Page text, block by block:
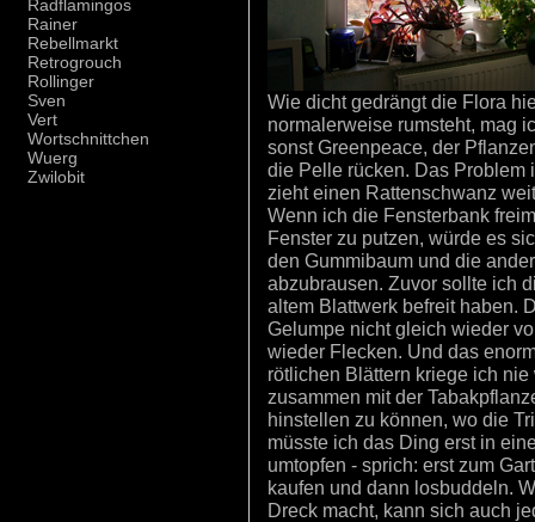
Radflamingos
Rainer
Rebellmarkt
Retrogrouch
Rollinger
Sven
Vert
Wortschnittchen
Wuerg
Zwilobit
Wie dicht gedrängt die Flora
normalerweise rumsteht, mag
sonst Greenpeace, der
die Pelle rücken. Das Problem
zieht einen Rattenschwanz
Wenn ich die Fensterbank
Fenster zu putzen, würde es
den Gummibaum und die
abzubrausen. Zuvor sollte ich
altem Blattwerk befreit haben.
Gelumpe nicht gleich wieder
wieder Flecken. Und das
rötlichen Blättern kriege ich
zusammen mit der
hinstellen zu können, wo die
müsste ich das Ding erst in
umtopfen - sprich: erst zum
kaufen und dann losbuddeln.
Dreck macht, kann sich auch